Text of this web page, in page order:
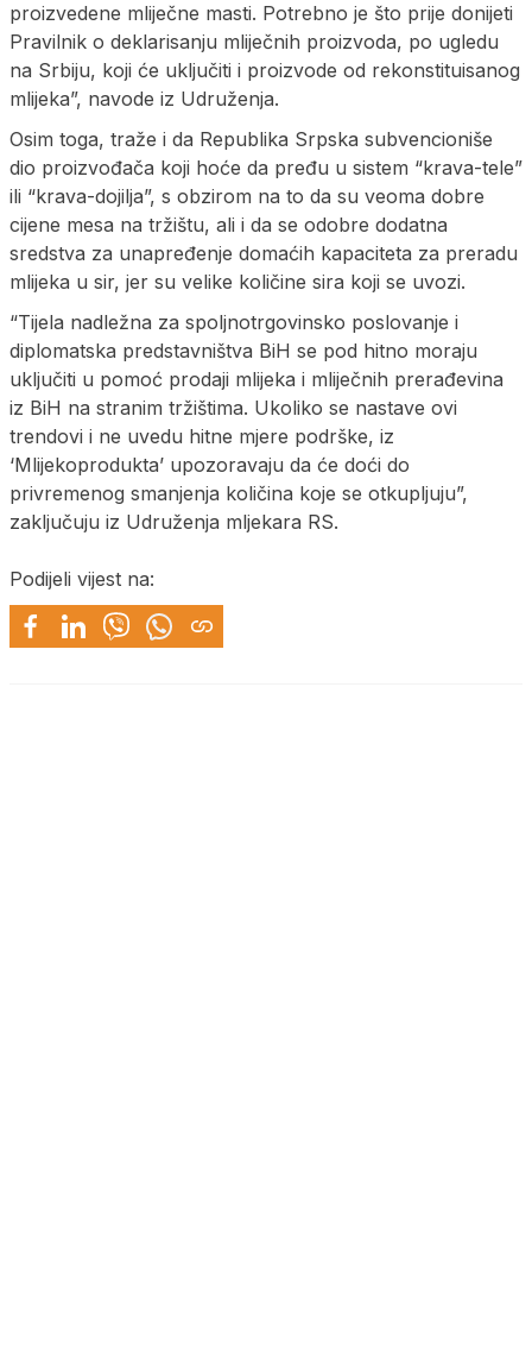
proizvedene mliječne masti. Potrebno je što prije donijeti
Pravilnik o deklarisanju mliječnih proizvoda, po ugledu
na Srbiju, koji će uključiti i proizvode od rekonstituisanog
mlijeka”, navode iz Udruženja.
Osim toga, traže i da Republika Srpska subvencioniše
dio proizvođača koji hoće da pređu u sistem “krava-tele”
ili “krava-dojilja”, s obzirom na to da su veoma dobre
cijene mesa na tržištu, ali i da se odobre dodatna
sredstva za unapređenje domaćih kapaciteta za preradu
mlijeka u sir, jer su velike količine sira koji se uvozi.
“Tijela nadležna za spoljnotrgovinsko poslovanje i
diplomatska predstavništva BiH se pod hitno moraju
uključiti u pomoć prodaji mlijeka i mliječnih prerađevina
iz BiH na stranim tržištima. Ukoliko se nastave ovi
trendovi i ne uvedu hitne mjere podrške, iz
‘Mlijekoprodukta’ upozoravaju da će doći do
privremenog smanjenja količina koje se otkupljuju”,
zaključuju iz Udruženja mljekara RS.
Podijeli vijest na: